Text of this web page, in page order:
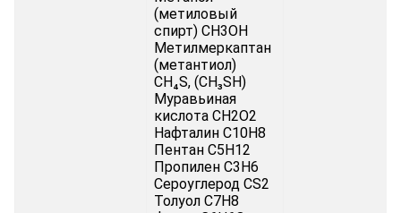
(метиловый
спирт) CH3OH
Метилмеркаптан
(метантиол)
CH₄S, (CH₃SH)
Муравьиная
кислота CH2O2
Нафталин C10H8
Пентан C5H12
Пропилен C3H6
Сероуглерод CS2
Толуол C7H8